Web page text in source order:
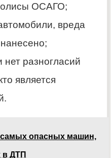
ОСАГО;
вреда
нет разногласий
является
самых опасных машин,
в ДТП